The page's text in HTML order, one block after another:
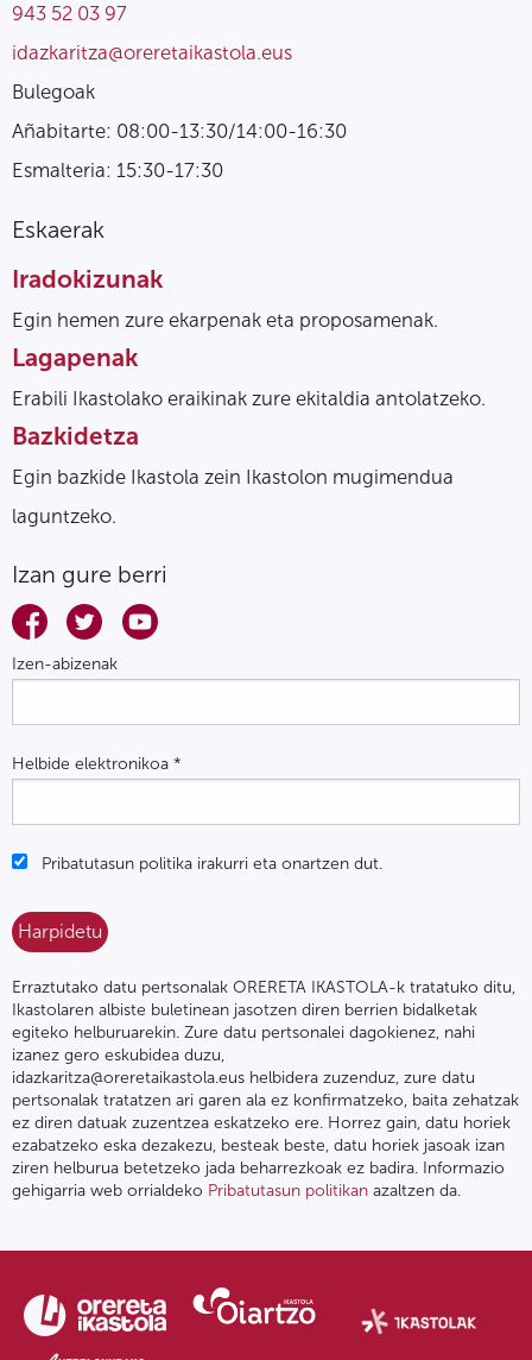
943 52 03 97
idazkaritza@oreretaikastola.eus
Bulegoak
Añabitarte: 08:00-13:30/14:00-16:30
Esmalteria: 15:30-17:30
Eskaerak
Iradokizunak
Egin hemen zure ekarpenak eta proposamenak.
Lagapenak
Erabili Ikastolako eraikinak zure ekitaldia antolatzeko.
Bazkidetza
Egin bazkide Ikastola zein Ikastolon mugimendua
laguntzeko.
Izan gure berri
Izen-abizenak
Helbide elektronikoa *
Pribatutasun politika irakurri eta onartzen dut.
Erraztutako datu pertsonalak ORERETA IKASTOLA-k tratatuko ditu,
Ikastolaren albiste buletinean jasotzen diren berrien bidalketak
egiteko helburuarekin. Zure datu pertsonalei dagokienez, nahi
izanez gero eskubidea duzu,
idazkaritza@oreretaikastola.eus helbidera zuzenduz, zure datu
pertsonalak tratatzen ari garen ala ez konfirmatzeko, baita zehatzak
ez diren datuak zuzentzea eskatzeko ere. Horrez gain, datu horiek
ezabatzeko eska dezakezu, besteak beste, datu horiek jasoak izan
ziren helburua betetzeko jada beharrezkoak ez badira. Informazio
gehigarria web orrialdeko Pribatutasun politikan azaltzen da.